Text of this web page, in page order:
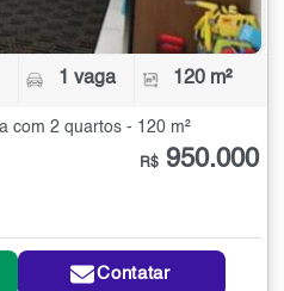
1 vaga 120 m²
com 2 quartos - 120 m²
R$ 950.000
Contatar